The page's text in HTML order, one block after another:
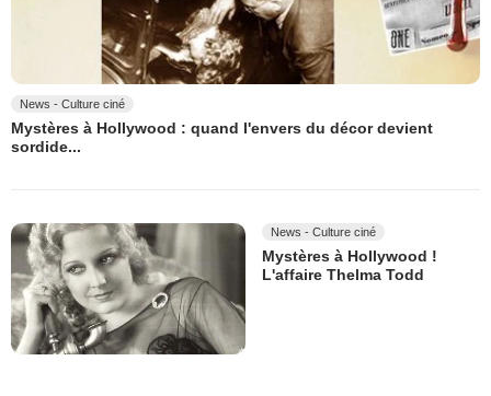
News - Culture ciné
Mystères à Hollywood : quand l'envers du décor devient
sordide...
News - Culture ciné
Mystères à Hollywood !
L'affaire Thelma Todd